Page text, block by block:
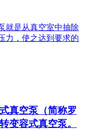
是从真空室中抽除
力，使之达到要求的
真空泵（简称罗
变容式真空泵。